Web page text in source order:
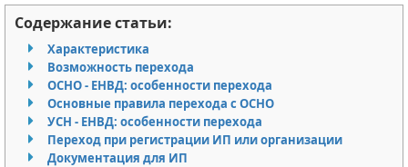
Бизнес
Красота
Мода
Отношения
О проекте
Контакты
Сотрудничество
Размещение рекламы
Содержание статьи:
Характеристика
Возможность перехода
ОСНО - ЕНВД: особенности перехода
Основные правила перехода с ОСНО
УСН - ЕНВД: особенности перехода
Переход при регистрации ИП или организации
Документация для ИП